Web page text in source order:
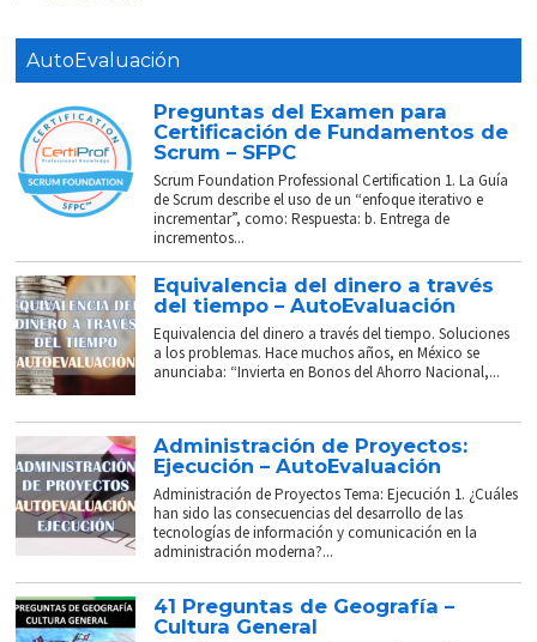
AutoEvaluación
Preguntas del Examen para
Certificación de Fundamentos de
Scrum – SFPC
Scrum Foundation Professional Certification 1. La Guía
de Scrum describe el uso de un “enfoque iterativo e
incrementar”, como: Respuesta: b. Entrega de
incrementos...
Equivalencia del dinero a través
del tiempo – AutoEvaluación
Equivalencia del dinero a través del tiempo. Soluciones
a los problemas. Hace muchos años, en México se
anunciaba: “Invierta en Bonos del Ahorro Nacional,...
Administración de Proyectos:
Ejecución – AutoEvaluación
Administración de Proyectos Tema: Ejecución 1. ¿Cuáles
han sido las consecuencias del desarrollo de las
tecnologías de información y comunicación en la
administración moderna?...
41 Preguntas de Geografía –
Cultura General